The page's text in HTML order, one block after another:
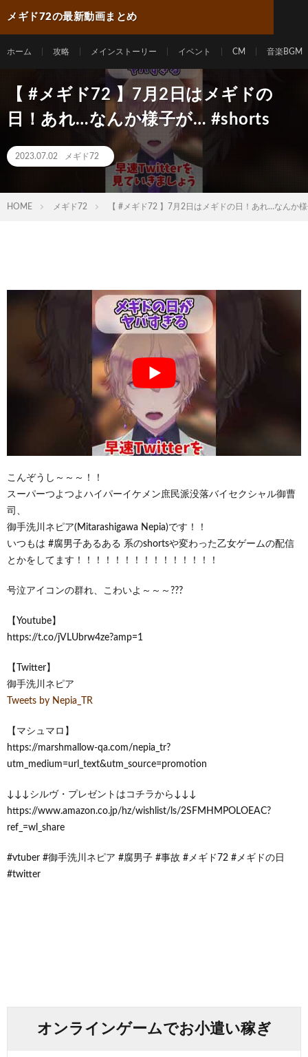
メギド72の最新動画まとめ
ホーム 攻略 メインストーリー イベント CM 音楽BGM
【 #メギド72 】7月2日はメギドの
日！あれ…なんか様子が… #shorts
2023.07.02 メギド72
HOME メギド72 【 #メギド72 】7月2日はメギドの日！あれ…なんか
こんぞうし～～～！！
スーパーつよつよハイパーイケメン庶民派没落バイセクシャル御曹
司、
御手洗川ネピア(Mitarashigawa Nepia)です！！
いつもは #腐男子あるある 系のshortsや変わった乙女ゲームの配信
とかをしてます！！！！！！！！！！！！！！！
号泣アイコンの群れ、こわいよ～～～???
【Youtube】
https://t.co/jVLUbrw4ze?amp=1
【Twitter】
御手洗川ネピア
Tweets by Nepia_TR
【マシュマロ】
https://marshmallow-qa.com/nepia_tr?
utm_medium=url_text&utm_source=promotion
↓↓↓シルヴ・プレゼントはコチラから↓↓↓
https://www.amazon.co.jp/hz/wishlist/ls/2SFMHMPOLOEAC?
ref_=wl_share
#vtuber #御手洗川ネピア #腐男子 #事故 #メギド72 #メギドの日
#twitter
オンラインゲームでお小遣い稼ぎ